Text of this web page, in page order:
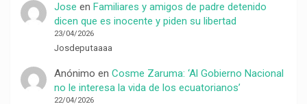
Jose en Familiares y amigos de padre detenido
dicen que es inocente y piden su libertad
23/04/2026
Josdeputaaaa
Anónimo en Cosme Zaruma: ‘Al Gobierno Nacional
no le interesa la vida de los ecuatorianos’
22/04/2026